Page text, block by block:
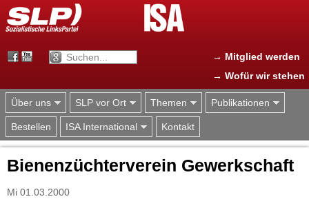
Jump to navigation
→ Mitglied werden
→ Wofür wir stehen
Über uns SLP vor Ort Themen Publikationen
Bestellen ISA International Kontakt
Bienenzüchterverein Gewerkschaft
Mi 01.03.2000